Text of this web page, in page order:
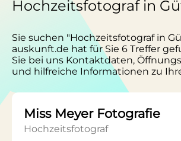
Hochzeitsfotograf in
Sie suchen "Hochzeitsfotograf in
auskunft.de hat für Sie 6 Treffer
Sie bei uns Kontaktdaten,
und hilfreiche Informationen zu
Miss Meyer Fotografie
Hochzeitsfotograf